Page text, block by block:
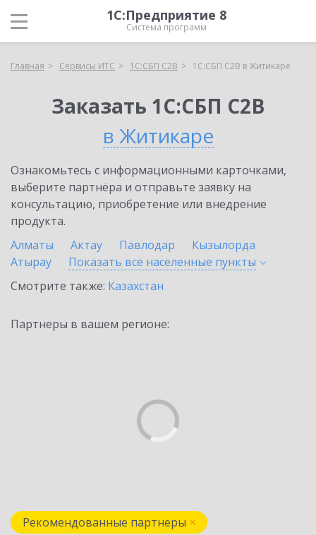
1С:Предприятие 8
Система программ
Главная Сервисы ИТС 1С:СБП C2B 1С:СБП C2B в Житикаре
Заказать 1С:СБП C2B
в Житикаре
Ознакомьтесь с информационными карточками,
выберите партнёра и отправьте заявку на
консультацию, приобретение или внедрение
продукта.
Алматы
Актау Павлодар
Кызылорда
Атырау
Показать все населенные пункты
Смотрите также: Казахстан
Партнеры в вашем регионе:
Рекомендованные партнеры